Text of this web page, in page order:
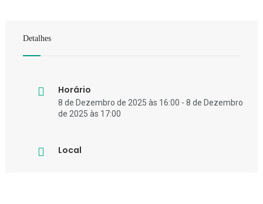
Detalhes
Horário
8 de Dezembro de 2025 às 16:00 - 8 de Dezembro
de 2025 às 17:00
Local